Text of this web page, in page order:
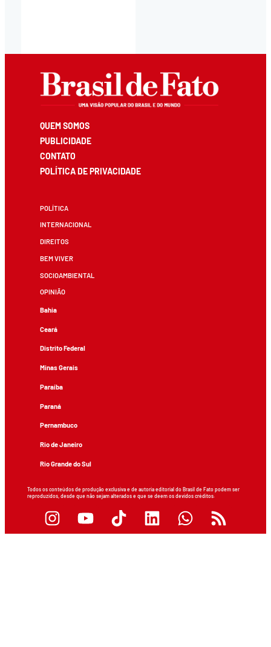
QUEM SOMOS
PUBLICIDADE
CONTATO
POLÍTICA DE PRIVACIDADE
POLÍTICA
INTERNACIONAL
DIREITOS
BEM VIVER
SOCIOAMBIENTAL
OPINIÃO
Bahia
Ceará
Distrito Federal
Minas Gerais
Paraíba
Paraná
Pernambuco
Rio de Janeiro
Rio Grande do Sul
Todos os conteúdos de produção exclusiva e de autoria editorial do Brasil de Fato podem ser
reproduzidos, desde que não sejam alterados e que se deem os devidos créditos.